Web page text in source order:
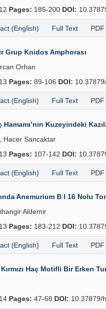
Pages: 185-200 DOI:
(English) Full Text PDF
Grup Knidos Amphorası
Orhan
Pages: 89-106 DOI:
(English) Full Text PDF
Hamamı’nın Kuzeyindeki
Hacer Sancaktar
Pages: 107-142 DOI:
(English) Full Text PDF
Anemurium B I 16 Nolu
Aldemir
Pages: 183-212 DOI:
(English) Full Text PDF
Haç Motifli Bir Erken
Pages: 47-68 DOI: 10.37879/